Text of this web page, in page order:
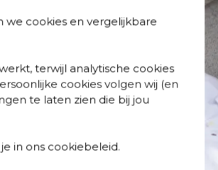
we cookies en vergelijkbare
terwijl analytische cookies
cookies volgen wij (en
te laten zien die bij jou
in ons cookiebeleid.
teak en beige
Orso loungebank